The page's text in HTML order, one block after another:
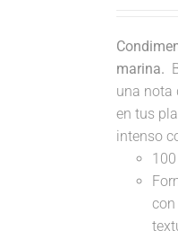
marina.
una nota
en tus
intenso